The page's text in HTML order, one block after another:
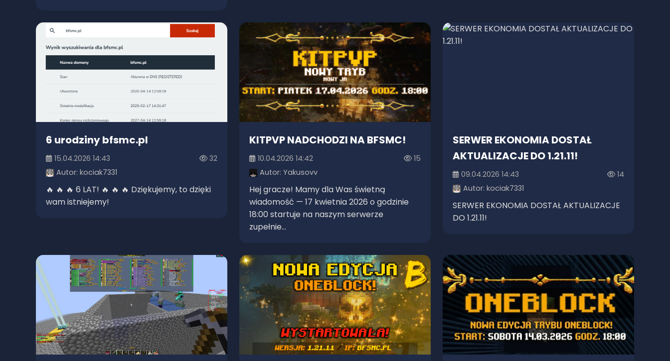
6 urodziny bfsmc.pl
15.04.2026 14:43
32
Autor: kociak7331
🔥 🔥 🔥 6 LAT! 🔥 🔥 🔥 Dziękujemy, to dzięki
wam istniejemy!
KITPVP NADCHODZI NA BFSMC!
10.04.2026 14:42
15
Autor: Yakusovv
Hej gracze! Mamy dla Was świetną
wiadomość — 17 kwietnia 2026 o godzinie
18:00 startuje na naszym serwerze
zupełnie...
SERWER EKONOMIA DOSTAŁ
AKTUALIZACJE DO 1.21.11!
09.04.2026 14:43
14
Autor: kociak7331
SERWER EKONOMIA DOSTAŁ AKTUALIZACJE
DO 1.21.11!